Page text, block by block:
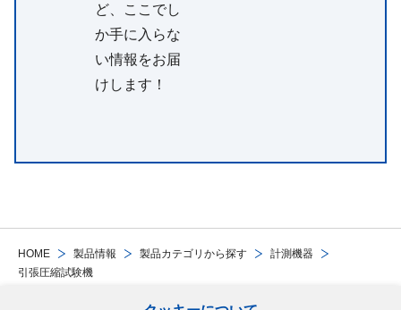
HOME 製品情報 製品カテゴリから探す
計測機器
引張圧縮試験機
ど、ここでし
か手に入らな
い情報をお届
けします！